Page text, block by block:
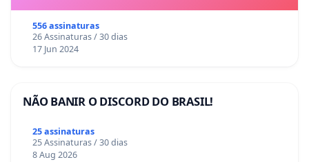
556 assinaturas
26 Assinaturas / 30 dias
17 Jun 2024
NÃO BANIR O DISCORD DO BRASIL!
25 assinaturas
25 Assinaturas / 30 dias
8 Aug 2026